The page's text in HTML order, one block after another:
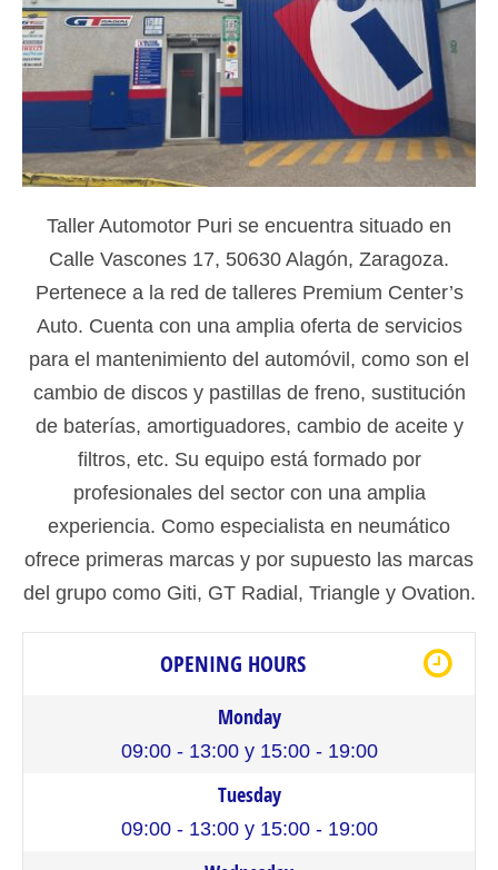
Taller Automotor Puri se encuentra situado en
Calle Vascones 17, 50630 Alagón, Zaragoza.
Pertenece a la red de talleres Premium Center’s
Auto. Cuenta con una amplia oferta de servicios
para el mantenimiento del automóvil, como son el
cambio de discos y pastillas de freno, sustitución
de baterías, amortiguadores, cambio de aceite y
filtros, etc. Su equipo está formado por
profesionales del sector con una amplia
experiencia. Como especialista en neumático
ofrece primeras marcas y por supuesto las marcas
del grupo como Giti, GT Radial, Triangle y Ovation.
OPENING HOURS
Monday
09:00 - 13:00 y 15:00 - 19:00
Tuesday
09:00 - 13:00 y 15:00 - 19:00